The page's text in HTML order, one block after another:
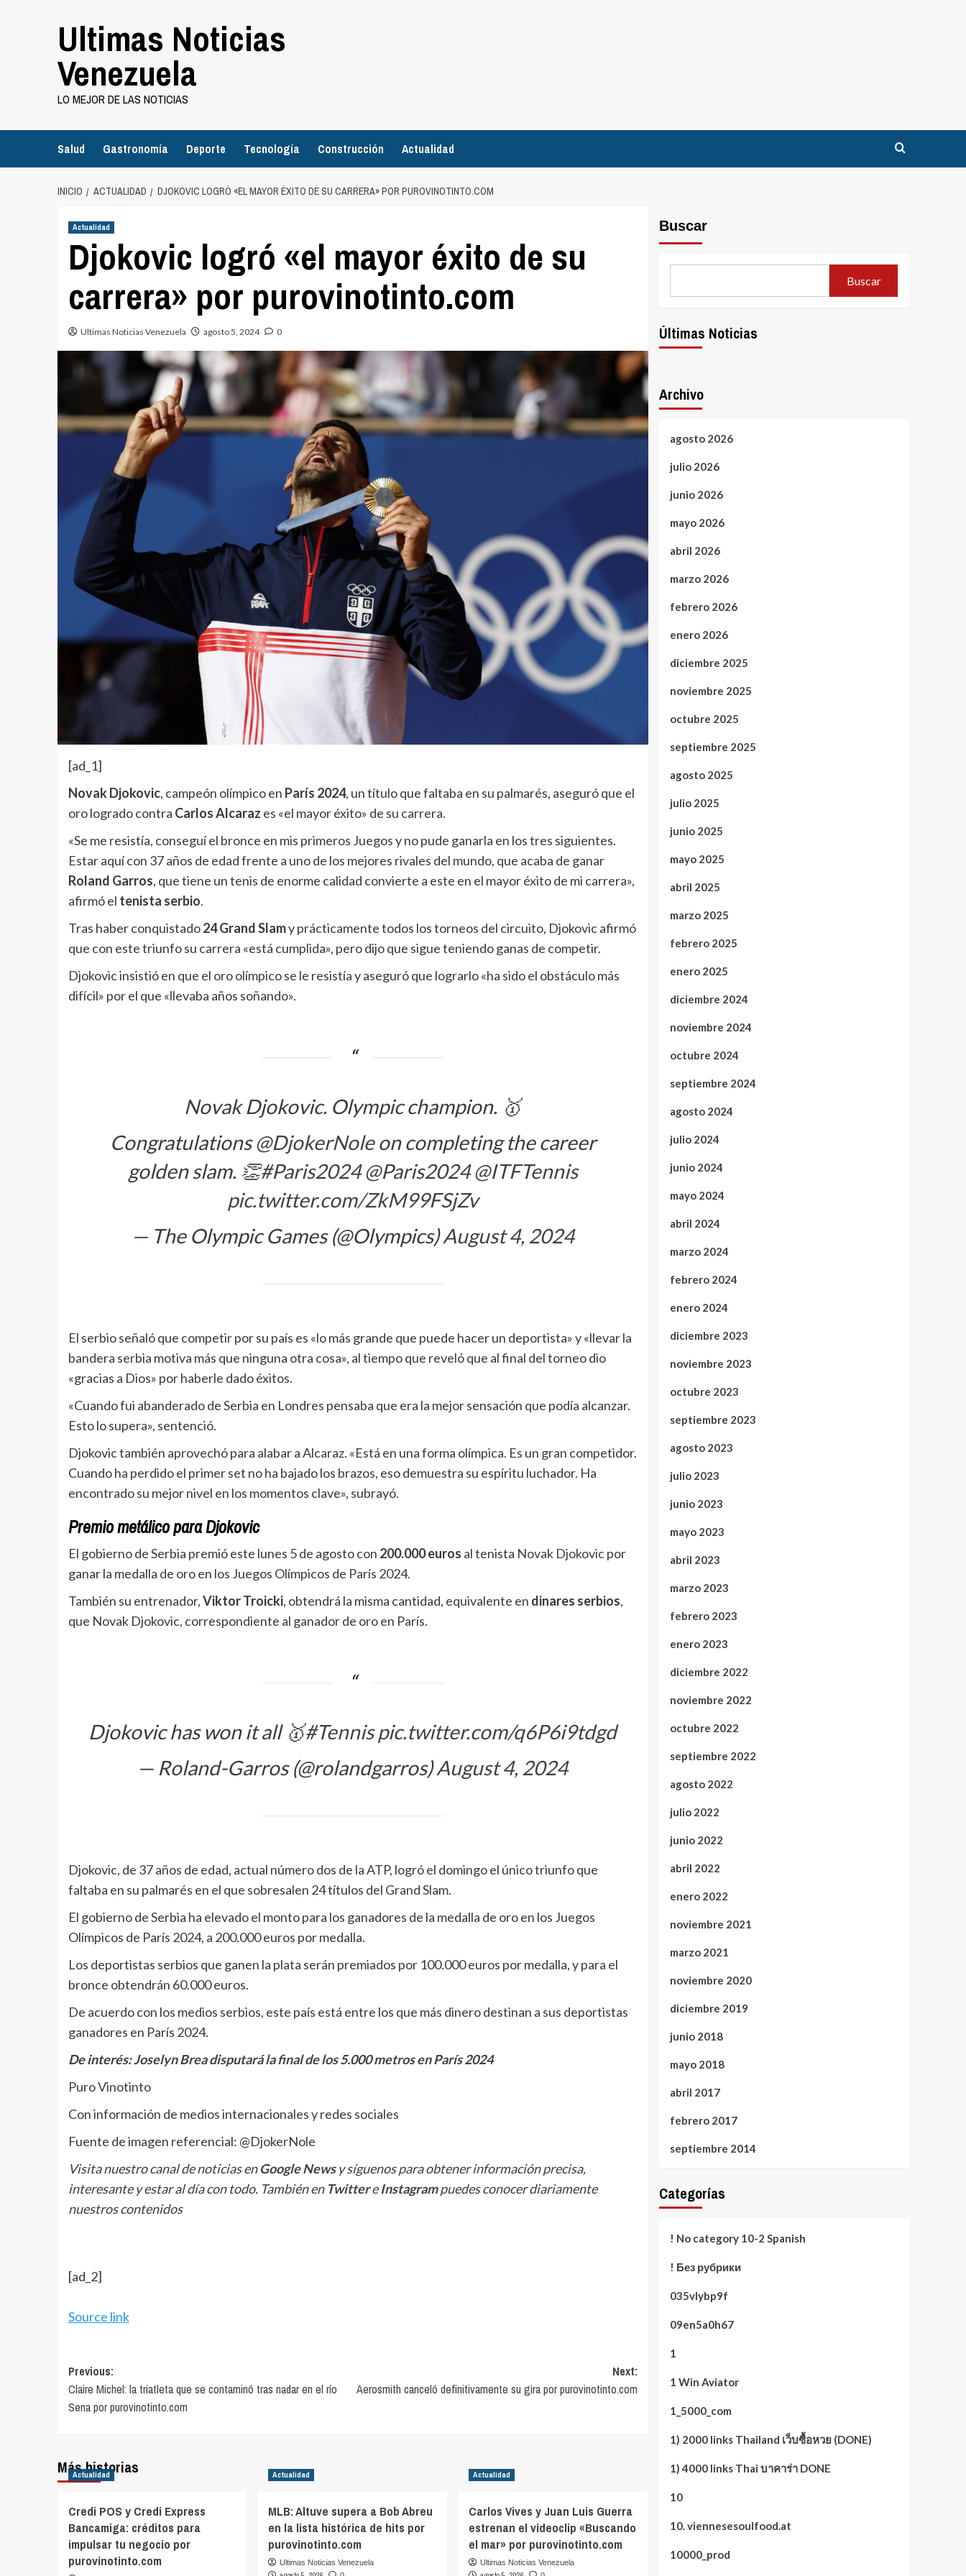
Ultimas Noticias
Venezuela
LO MEJOR DE LAS NOTICIAS
Salud Gastronomía Deporte Tecnología Construcción Actualidad
INICIO ACTUALIDAD DJOKOVIC LOGRÓ «EL MAYOR ÉXITO DE SU CARRERA» POR PUROVINOTINTO.COM
Actualidad
Djokovic logró «el mayor éxito de su
carrera» por purovinotinto.com
Ultimas Noticias Venezuela agosto 5, 2024 0
[ad_1]
Novak Djokovic, campeón olímpico en París 2024, un título que faltaba en su palmarés, aseguró que el
oro logrado contra Carlos Alcaraz es «el mayor éxito» de su carrera.
«Se me resistía, conseguí el bronce en mis primeros Juegos y no pude ganarla en los tres siguientes.
Estar aquí con 37 años de edad frente a uno de los mejores rivales del mundo, que acaba de ganar
Roland Garros, que tiene un tenis de enorme calidad convierte a este en el mayor éxito de mi carrera»,
afirmó el tenista serbio.
Tras haber conquistado24 Grand Slamy prácticamente todos los torneos del circuito, Djokovic afirmó
que con este triunfo su carrera «está cumplida», pero dijo que sigue teniendo ganas de competir.
Djokovic insistió en que el oro olímpico se le resistía y aseguró que lograrlo «ha sido el obstáculo más
difícil» por el que «llevaba años soñando».
Novak Djokovic. Olympic champion. 🥇
Congratulations@DjokerNoleon completing the career
golden slam. 👏#Paris2024 @Paris2024 @ITFTennis
pic.twitter.com/ZkM99FSjZv
— The Olympic Games (@Olympics)August 4, 2024
El serbio señaló que competir por su país es «lo más grande que puede hacer un deportista» y «llevar la
bandera serbia motiva más que ninguna otra cosa», al tiempo que reveló que al final del torneo dio
«gracias a Dios» por haberle dado éxitos.
«Cuando fui abanderado de Serbia en Londres pensaba que era la mejor sensación que podía alcanzar.
Esto lo supera», sentenció.
Djokovic también aprovechó para alabar a Alcaraz. «Está en una forma olímpica. Es un gran competidor.
Cuando ha perdido el primer set no ha bajado los brazos, eso demuestra su espíritu luchador. Ha
encontrado su mejor nivel en los momentos clave», subrayó.
Premio metálico para Djokovic
El gobierno de Serbia premió este lunes 5 de agosto con 200.000 euros al tenista Novak Djokovicpor
ganar la medalla de oro en los Juegos Olímpicos de París 2024.
También su entrenador,Viktor Troicki, obtendrá la misma cantidad, equivalente en dinares serbios,
que Novak Djokovic, correspondiente al ganador de oro en París.
Djokovic has won it all 🥇#Tennis pic.twitter.com/q6P6i9tdgd
— Roland-Garros (@rolandgarros)August 4, 2024
Djokovic, de 37 años de edad, actual número dos de la ATP, logró el domingo el único triunfo que
faltaba en su palmarés en el que sobresalen 24 títulos del Grand Slam.
El gobierno de Serbia ha elevado el monto para los ganadores de la medalla de oro en los Juegos
Olímpicos de París 2024, a 200.000 euros por medalla.
Los deportistas serbios que ganen la plata serán premiados por 100.000 euros por medalla, y para el
bronce obtendrán 60.000 euros.
De acuerdo con los medios serbios, este país está entre los que más dinero destinan a sus deportistas
ganadores en París 2024.
De interés:Joselyn Brea disputará la final de los 5.000 metros en París 2024
Puro Vinotinto
Con información de medios internacionales y redes sociales
Fuente de imagen referencial: @DjokerNole
Visita nuestro canal de noticias enGoogle Newsy síguenos para obtener información precisa,
interesante y estar al día con todo. También en TwittereInstagrampuedes conocer diariamente
nuestros contenidos
[ad_2]
Source link
Post
navigation
Previous:
Claire Michel: la triatleta que se contaminó tras nadar en el río
Sena por purovinotinto.com
Next:
Aerosmith canceló definitivamente su gira por purovinotinto.com
Más historias
Actualidad
Credi POS y Credi Express
Bancamiga: créditos para
impulsar tu negocio por
purovinotinto.com
Actualidad
MLB: Altuve supera a Bob Abreu
en la lista histórica de hits por
purovinotinto.com
Ultimas Noticias Venezuela
Actualidad
Carlos Vives y Juan Luis Guerra
estrenan el videoclip «Buscando
el mar» por purovinotinto.com
Ultimas Noticias Venezuela
Buscar
Buscar
Últimas Noticias
Archivo
agosto 2026
julio 2026
junio 2026
mayo 2026
abril 2026
marzo 2026
febrero 2026
enero 2026
diciembre 2025
noviembre 2025
octubre 2025
septiembre 2025
agosto 2025
julio 2025
junio 2025
mayo 2025
abril 2025
marzo 2025
febrero 2025
enero 2025
diciembre 2024
noviembre 2024
octubre 2024
septiembre 2024
agosto 2024
julio 2024
junio 2024
mayo 2024
abril 2024
marzo 2024
febrero 2024
enero 2024
diciembre 2023
noviembre 2023
octubre 2023
septiembre 2023
agosto 2023
julio 2023
junio 2023
mayo 2023
abril 2023
marzo 2023
febrero 2023
enero 2023
diciembre 2022
noviembre 2022
octubre 2022
septiembre 2022
agosto 2022
julio 2022
junio 2022
abril 2022
enero 2022
noviembre 2021
marzo 2021
noviembre 2020
diciembre 2019
junio 2018
mayo 2018
abril 2017
febrero 2017
septiembre 2014
Categorías
! No category 10-2 Spanish
! Без рубрики
035vlybp9f
09en5a0h67
1
1 Win Aviator
1_5000_com
1) 2000 links Thailand เว็บซื้อหวย (DONE)
1) 4000 links Thai บาคาร่า DONE
10
10. viennesesoulfood.at
10000_prod